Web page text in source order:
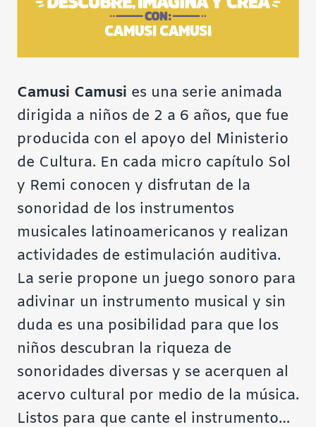
Camusi Camusi es una serie animada
dirigida a niños de 2 a 6 años, que fue
producida con el apoyo del Ministerio
de Cultura. En cada micro capítulo Sol
y Remi conocen y disfrutan de la
sonoridad de los instrumentos
musicales latinoamericanos y realizan
actividades de estimulación auditiva.
La serie propone un juego sonoro para
adivinar un instrumento musical y sin
duda es una posibilidad para que los
niños descubran la riqueza de
sonoridades diversas y se acerquen al
acervo cultural por medio de la música.
Listos para que cante el instrumento…